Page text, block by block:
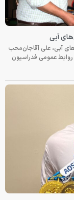
آبی
آبی، علی آقاجان‌محب
عمومی فدراسیون